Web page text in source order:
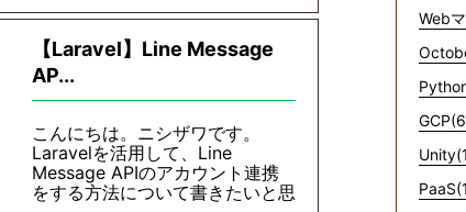
【Laravel】Line Message
AP...
こんにちは。ニシザワです。
Laravelを活用して、Line
Message APIのアカウント連携
をする方法について書きたいと思
Web